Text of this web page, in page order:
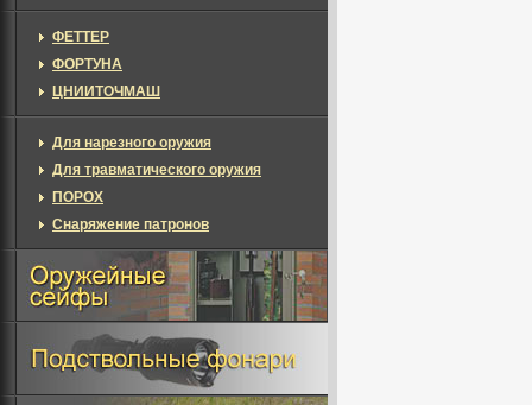
ФЕТТЕР
ФОРТУНА
ЦНИИТОЧМАШ
Для нарезного оружия
Для травматического оружия
ПОРОХ
Снаряжение патронов